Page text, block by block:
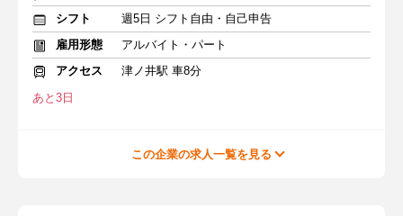
シフト
週5日 シフト自由・自己申告
雇用形態
アルバイト・パート
アクセス
津ノ井駅 車8分
あと3日
この企業の求人一覧を見る